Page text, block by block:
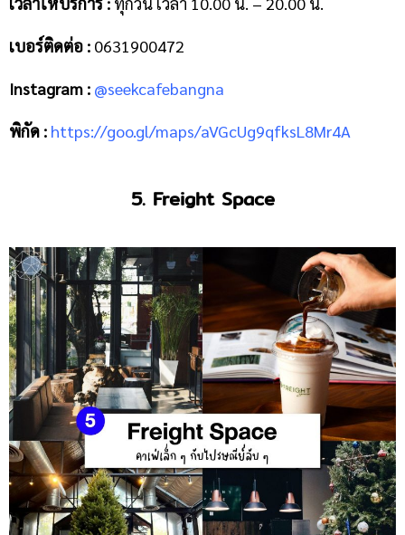
เบอร์ติดต่อ : 0631900472
Instagram : @seekcafebangna
พิกัด : https://goo.gl/maps/aVGcUg9qfksL8Mr4A
5. Freight Space